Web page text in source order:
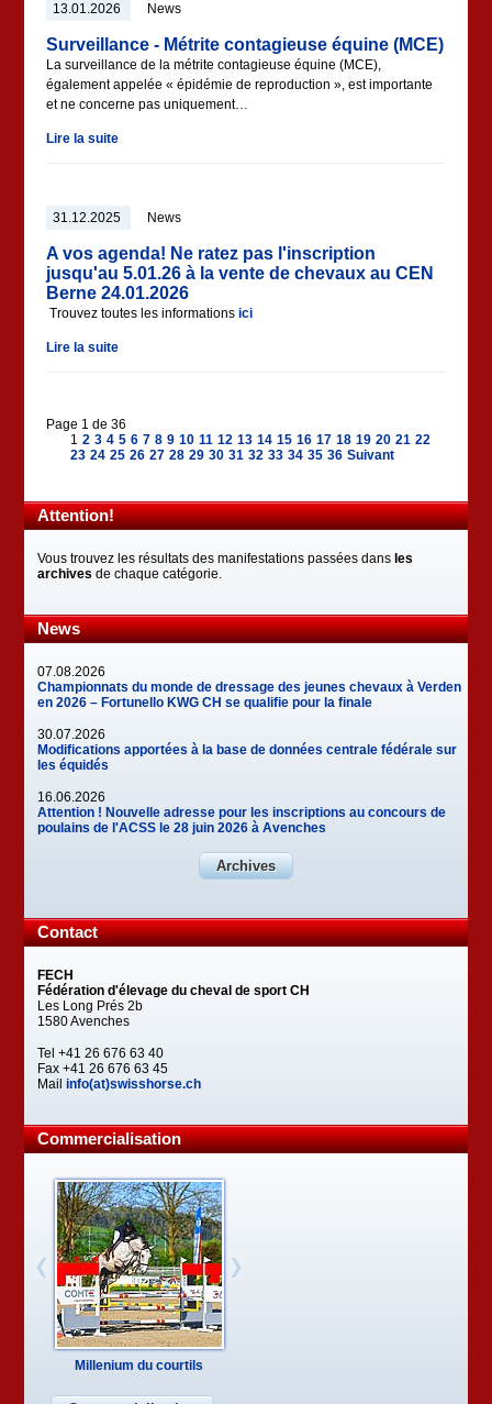
13.01.2026 News
Surveillance - Métrite contagieuse équine (MCE)
La surveillance de la métrite contagieuse équine (MCE),
également appelée « épidémie de reproduction », est importante
et ne concerne pas uniquement…
Lire la suite
31.12.2025 News
A vos agenda! Ne ratez pas l'inscription
jusqu'au 5.01.26 à la vente de chevaux au CEN
Berne 24.01.2026
Trouvez toutes les informationsici
Lire la suite
Page 1 de 36
1 2 3 4 5 6 7 8 9 10 11 12 13 14 15 16 17 18 19 20 21 22
23 24 25 26 27 28 29 30 31 32 33 34 35 36 Suivant
Attention!
Vous trouvez les résultats des manifestations passées dans les
archives de chaque catégorie.
News
07.08.2026
Championnats du monde de dressage des jeunes chevaux à Verden
en 2026 – Fortunello KWG CH se qualifie pour la finale
30.07.2026
Modifications apportées à la base de données centrale fédérale sur
les équidés
16.06.2026
Attention ! Nouvelle adresse pour les inscriptions au concours de
poulains de l'ACSS le 28 juin 2026 à Avenches
Archives
Contact
FECH
Fédération d'élevage du cheval de sport CH
Les Long Prés 2b
1580 Avenches
Tel +41 26 676 63 40
Fax +41 26 676 63 45
Mailinfo(at)swisshorse.ch
Commercialisation
Millenium du courtils
One lovely Alpengirl (Vendu)